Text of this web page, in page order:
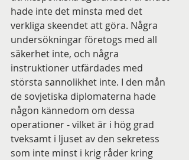
hade inte det minsta med det
verkliga skeendet att göra. Några
undersökningar företogs med all
säkerhet inte, och några
instruktioner utfärdades med
största sannolikhet inte. I den mån
de sovjetiska diplomaterna hade
någon kännedom om dessa
operationer - vilket är i hög grad
tveksamt i ljuset av den sekretess
som inte minst i krig råder kring